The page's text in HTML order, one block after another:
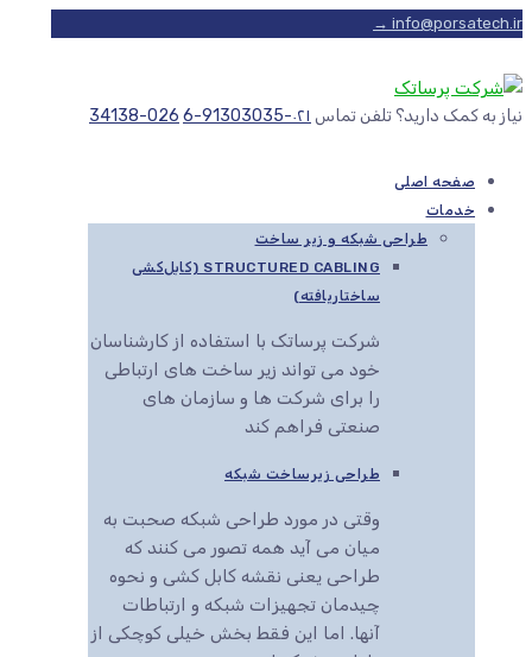
info@porsatech.ir →
نیاز به کمک دارید؟ تلفن تماس ۰۲۱-91303035-6 026-34138
صفحه اصلی
خدمات
طراحی شبکه و زیر ساخت
STRUCTURED CABLING (کابل‌کشی
ساختاریافته)
شرکت پرساتک با استفاده از کارشناسان
خود می تواند زیر ساخت های ارتباطی
را برای شرکت ها و سازمان های
صنعتی فراهم کند
طراحی زیرساخت شبکه
وقتی در مورد طراحی شبکه صحبت به
میان می آید همه تصور می کنند که
طراحی یعنی نقشه کابل کشی و نحوه
چیدمان تجهیزات شبکه و ارتباطات
آنها. اما این فقط بخش خیلی کوچکی از